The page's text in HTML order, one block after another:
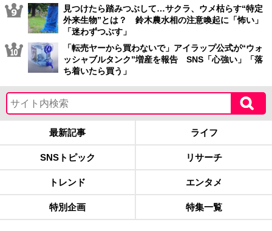
見つけたら踏みつぶして…サクラ、ウメ枯らす“特定
外来生物”とは？ 鈴木農水相の注意喚起に「怖い」
「迷わずつぶす」
「転売ヤーから買わないで」アイラップ公式が“ウォ
ッシャブルタンク”増産を報告 SNS「心強い」「落
ち着いたら買う」
最新記事 ライフ
SNSトピック リサーチ
トレンド エンタメ
特別企画 特集一覧